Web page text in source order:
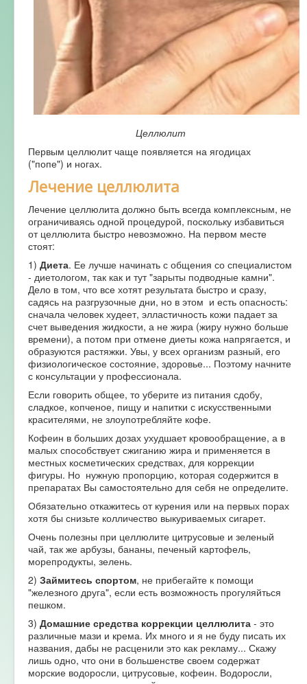
Целлюлит
Первым целлюлит чаще появляется на ягодицах
("попе") и ногах.
Лечение целлюлита
Лечение целлюлита должно быть всегда комплексным, не
ограничиваясь одной процедурой, поскольку избавиться
от целлюлита быстро невозможно. На первом месте
стоят:
1) Диета. Ее лучше начинать с общения со специалистом
- диетологом, так как и тут "зарыты подводные камни".
Дело в том, что все хотят результата быстро и сразу,
садясь на разгрузочные дни, но в этом и есть опасность:
сначала человек худеет, элластичность кожи падает за
счет выведения жидкости, а не жира (жиру нужно больше
времени), а потом при отмене диеты кожа напрягается, и
образуются растяжки. Увы, у всех организм разный, его
физиологическое состояние, здоровье... Поэтому начните
с консультации у профессионала.
Если говорить общее, то уберите из питания сдобу,
сладкое, копченое, пищу и напитки с искусственными
красителями, не злоупотребляйте кофе.
Кофеин в больших дозах ухудшает кровообращение, а в
малых способствует сжиганию жира и применяется в
местных косметических средствах, для коррекции
фигуры. Но нужную пропорцию, которая содержится в
препаратах Вы самостоятельно для себя не определите.
Обязательно откажитесь от курения или на первых порах
хотя бы снизьте колличество выкуриваемых сигарет.
Очень полезны при целлюлите цитрусовые и зеленый
чай, так же арбузы, бананы, печеный картофель,
морепродукты, зелень.
2) Займитесь спортом, не прибегайте к помощи
"железного друга", если есть возможность прогуляйться
пешком.
3) Домашние средства коррекции целлюлита - это
различные мази и крема. Их много и я не буду писать их
названия, дабы не расценили это как рекламу... Скажу
лишь одно, что они в большенстве своем содержат
морские водоросли, цитрусовые, кофеин. Водоросли,